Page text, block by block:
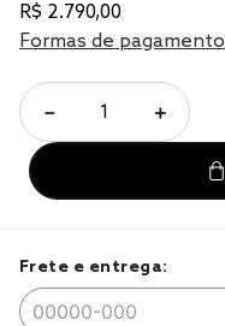
R$ 2.790,00
Formas de pagamento
＋
－
Frete e entrega:
cobre leito
jogo cama casal